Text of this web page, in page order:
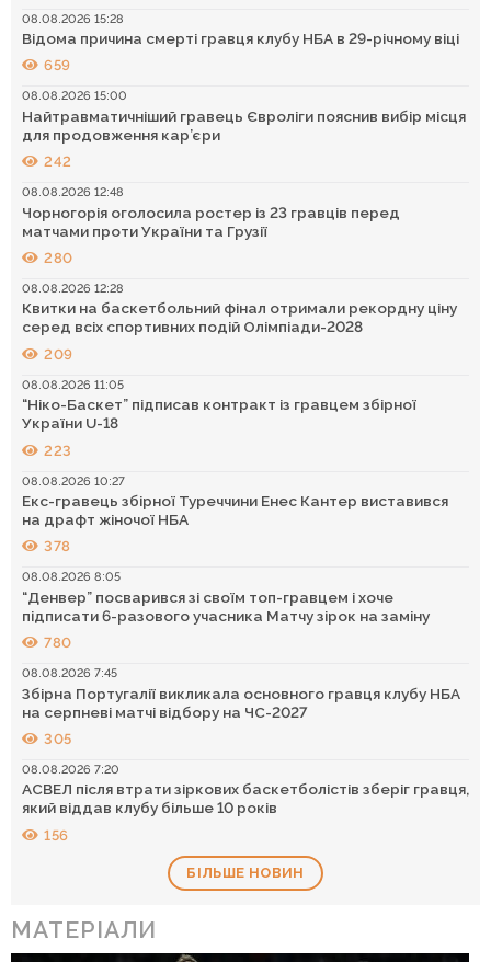
МАТЕРІАЛИ
08.08.2026 15:28
Відома причина смерті гравця клубу НБА в 29-річному віці
659
08.08.2026 15:00
Найтравматичніший гравець Євроліги пояснив вибір місця
для продовження кар’єри
242
08.08.2026 12:48
Чорногорія оголосила ростер із 23 гравців перед
матчами проти України та Грузії
280
08.08.2026 12:28
Квитки на баскетбольний фінал отримали рекордну ціну
серед всіх спортивних подій Олімпіади-2028
209
08.08.2026 11:05
“Ніко-Баскет” підписав контракт із гравцем збірної
України U-18
223
08.08.2026 10:27
Екс-гравець збірної Туреччини Енес Кантер виставився
на драфт жіночої НБА
378
08.08.2026 8:05
“Денвер” посварився зі своїм топ-гравцем і хоче
підписати 6-разового учасника Матчу зірок на заміну
780
08.08.2026 7:45
Збірна Португалії викликала основного гравця клубу НБА
на серпневі матчі відбору на ЧС-2027
305
08.08.2026 7:20
АСВЕЛ після втрати зіркових баскетболістів зберіг гравця,
який віддав клубу більше 10 років
156
БІЛЬШЕ НОВИН